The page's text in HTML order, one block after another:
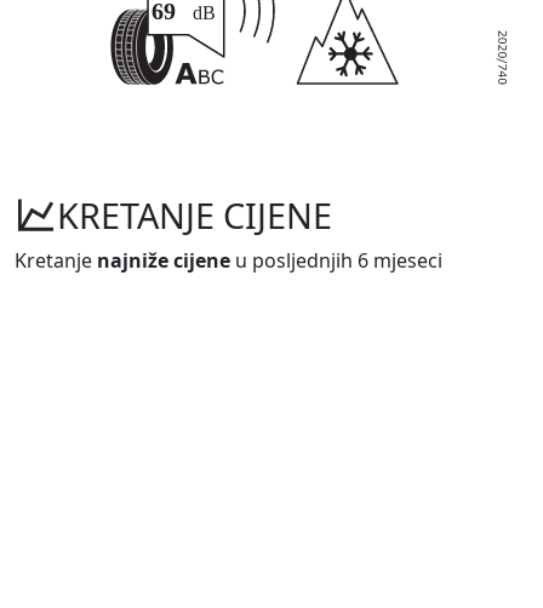
KRETANJE CIJENE
Kretanje najniže cijene u posljednjih 6 mjeseci